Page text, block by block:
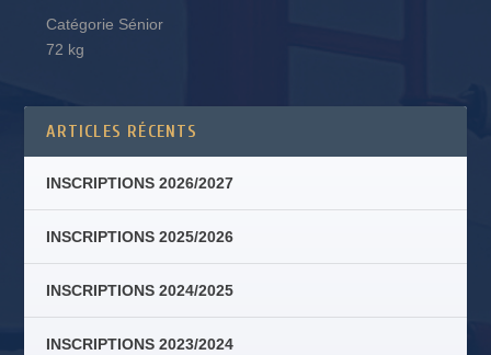
Catégorie Sénior
72 kg
ARTICLES RÉCENTS
INSCRIPTIONS 2026/2027
INSCRIPTIONS 2025/2026
INSCRIPTIONS 2024/2025
INSCRIPTIONS 2023/2024